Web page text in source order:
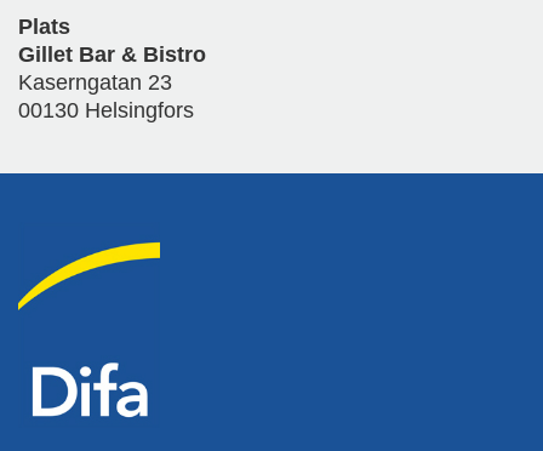
Plats
Gillet Bar & Bistro
Kaserngatan 23
00130 Helsingfors